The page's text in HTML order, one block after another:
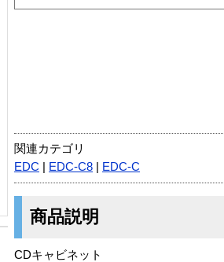
関連カテゴリ
EDC
EDC-C8 EDC-C
商品説明
CDキャビネット